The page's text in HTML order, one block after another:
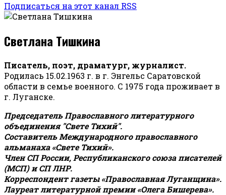
Подписаться на этот канал RSS
Светлана Тишкина
Писатель, поэт, драматург, журналист.
Родилась 15.02.1963 г. в г. Энгельс Саратовской
области в семье военного. С 1975 года проживает в
г. Луганске.
Председатель Православного литературного
объединения "Свете Тихий".
Составитель Международного православного
альманаха «Свете Тихий».
Член СП России, Республиканского союза писателей
(МСП) и СП ЛНР.
Корреспондент газеты «Православная Луганщина».
Лауреат литературной премии «Олега Бишерева».